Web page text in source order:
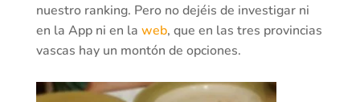
nuestro ranking. Pero no dejéis de investigar ni
en la App ni en la web, que en las tres provincias
vascas hay un montón de opciones.